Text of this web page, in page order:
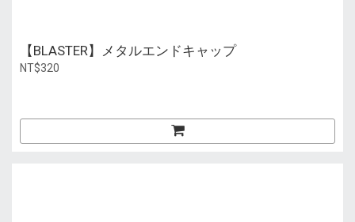
【BLASTER】メタルエンドキャップ
NT$320